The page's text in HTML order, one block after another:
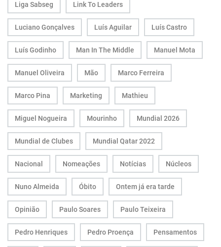
Liga Sabseg Link To Leaders
Luciano Gonçalves Luís Aguilar Luís Castro
Luís Godinho Man In The Middle Manuel Mota
Manuel Oliveira Mão Marco Ferreira
Marco Pina Marketing Mathieu
Miguel Nogueira Mourinho Mundial 2026
Mundial de Clubes Mundial Qatar 2022
Nacional Nomeações Notícias Núcleos
Nuno Almeida Óbito Ontem já era tarde
Opinião Paulo Soares Paulo Teixeira
Pedro Henriques Pedro Proença Pensamentos